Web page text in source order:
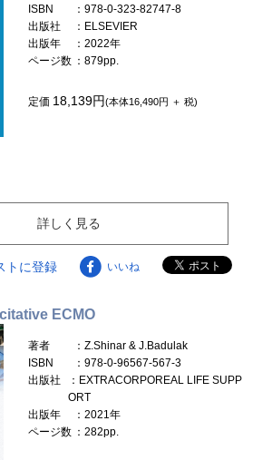
ISBN
：978-0-323-82747-8
出版社
：ELSEVIER
出版年
：2022年
ページ数 ：879pp.
定価 18,139円(本体16,490円 ＋ 税)
詳しく見る
トに登録 いいね
ECMO
著者
：Z.Shinar & J.Badulak
ISBN
：978-0-96567-567-3
出版社
：EXTRACORPOREAL LIFE SUPP
ORT
出版年
：2021年
ページ数 ：282pp.